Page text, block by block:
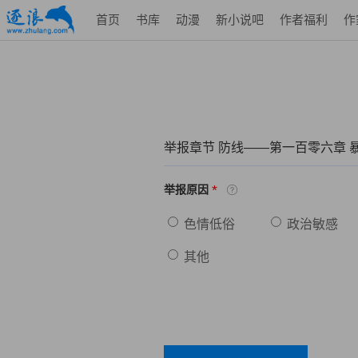
首页 书库 动漫 新小说吧 作者福利 作
举报章节 防线——第一百零六章
举报原因 *
色情低俗 政治敏感
其他